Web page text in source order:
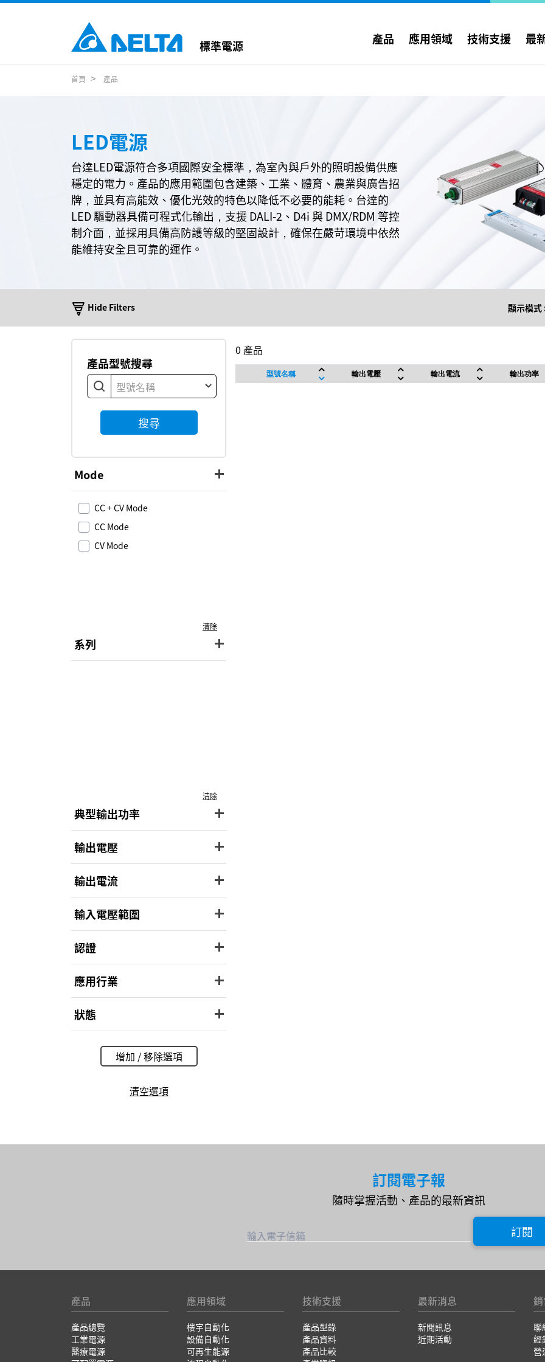
標準電源 產品 應用領域 技術支援 最
首頁 產品
LED電源
台達LED電源符合多項國際安全標準，為室內與戶外的照明設備供應
穩定的電力。產品的應用範圍包含建築、工業、體育、農業與廣告招
牌，並具有高能效、優化光效的特色以降低不必要的能耗。台達的
LED 驅動器具備可程式化輸出，支援 DALI-2、D4i 與 DMX/RDM 等控
制介面，並採用具備高防護等級的堅固設計，確保在嚴苛環境中依然
能維持安全且可靠的運作。
Hide Filters 顯示模式
產品型號搜尋
型號名稱
搜尋
Mode
CC + CV Mode
CC Mode
CV Mode
清除
系列
清除
典型輸出功率
輸出電壓
輸出電流
輸入電壓範圍
認證
應用行業
狀態
增加 / 移除選項
清空選項
0 產品
型號名稱 輸出電壓 輸出電流 輸出功率
訂閱電子報
隨時掌握活動、產品的最新資訊
輸入電子信箱 訂閱
產品
產品總覽
工業電源
醫療電源
應用領域
樓宇自動化
設備自動化
可再生能源
技術支援
產品型錄
產品資料
產品比較
最新消息
新聞訊息
近期活動
聯
經
營